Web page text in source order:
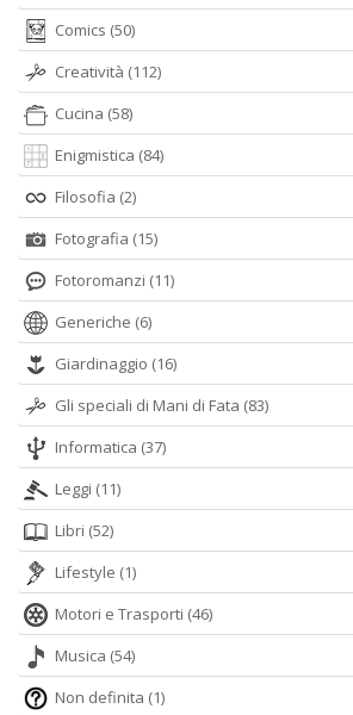
Comics (50)
Creatività (112)
Cucina (58)
Enigmistica (84)
Filosofia (2)
Fotografia (15)
Fotoromanzi (11)
Generiche (6)
Giardinaggio (16)
Gli speciali di Mani di Fata (83)
Informatica (37)
Leggi (11)
Libri (52)
Lifestyle (1)
Motori e Trasporti (46)
Musica (54)
Non definita (1)